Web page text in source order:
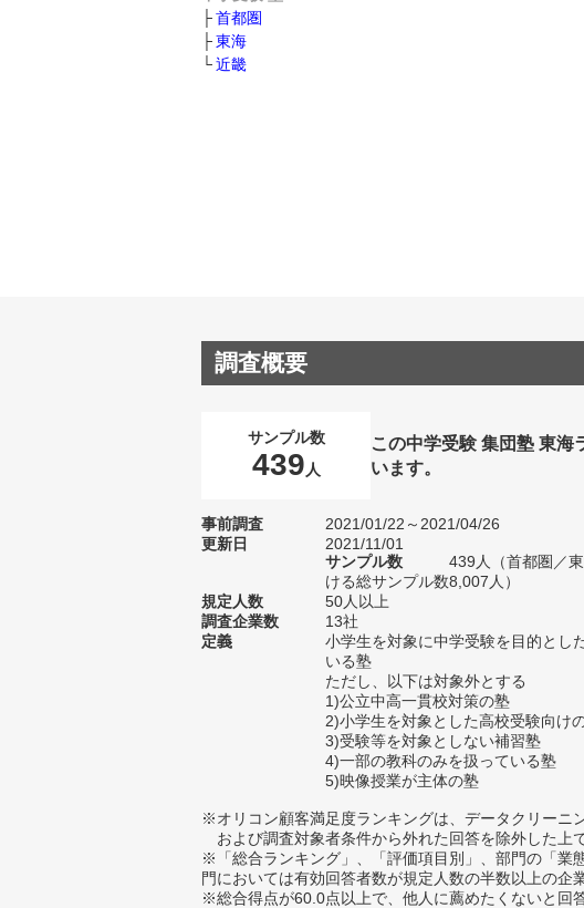
首都圏
東海
近畿
調査概要
サンプル数
439 人
この中学受験 集団塾 東海
います。
事前調査
2021/01/22～2021/04/26
更新日
2021/11/01
サンプル数
439人（首都圏／
ける総サンプル数8,007人）
規定人数
50人以上
調査企業数
13社
定義
小学生を対象に中学受験を目的とし
いる塾
ただし、以下は対象外とする
1)公立中高一貫校対策の塾
2)小学生を対象とした高校受験向け
3)受験等を対象としない補習塾
4)一部の教科のみを扱っている塾
5)映像授業が主体の塾
※オリコン顧客満足度ランキングは、データクリーニ
および調査対象者条件から外れた回答を除外した上
※「総合ランキング」、「評価項目別」、部門の「業
門においては有効回答者数が規定人数の半数以上の企
※総合得点が60.0点以上で、他人に薦めたくないと回